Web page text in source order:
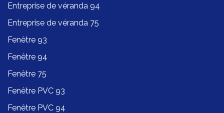
Entreprise de véranda 94
Entreprise de véranda 75
Fenêtre 93
Fenêtre 94
Fenêtre 75
Fenêtre PVC 93
Fenêtre PVC 94